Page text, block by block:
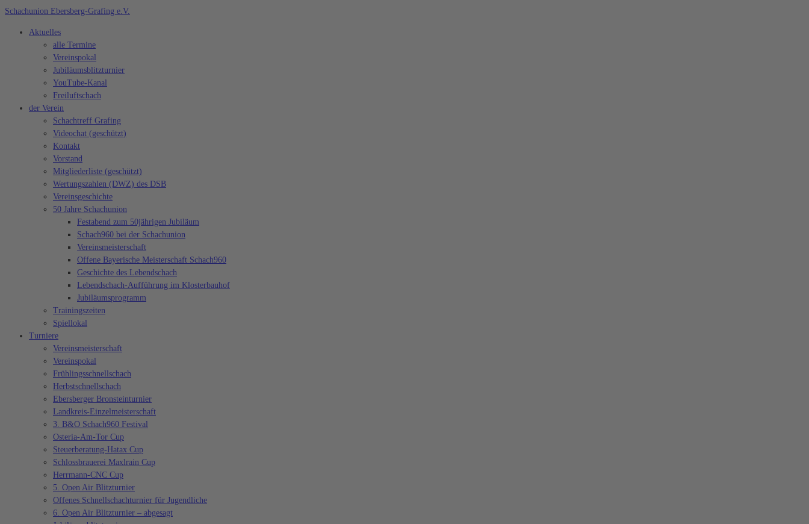
Zum
springen
Schachunion Ebersberg-Grafing e.V.
Aktuelles
alle Termine
Vereinspokal
Jubiläumsblitzturnier
YouTube-Kanal
Freiluftschach
der Verein
Schachtreff Grafing
Videochat (geschützt)
Kontakt
Vorstand
Mitgliederliste (geschützt)
Wertungszahlen (DWZ) des DSB
Vereinsgeschichte
50 Jahre Schachunion
Festabend zum 50jährigen Jubiläum
Schach960 bei der Schachunion
Vereinsmeisterschaft
Offene Bayerische Meisterschaft Schach960
Geschichte des Lebendschach
Lebendschach-Aufführung im Klosterbauhof
Jubiläumsprogramm
Trainingszeiten
Spiellokal
Turniere
Vereinsmeisterschaft
Vereinspokal
Frühlingsschnellschach
Herbstschnellschach
Ebersberger Bronsteinturnier
Landkreis-Einzelmeisterschaft
3. B&O Schach960 Festival
Osteria-Am-Tor Cup
Steuerberatung-Hatax Cup
Schlossbrauerei Maxlrain Cup
Herrmann-CNC Cup
5. Open Air Blitzturnier
Offenes Schnellschachturnier für Jugendliche
6. Open Air Blitzturnier – abgesagt